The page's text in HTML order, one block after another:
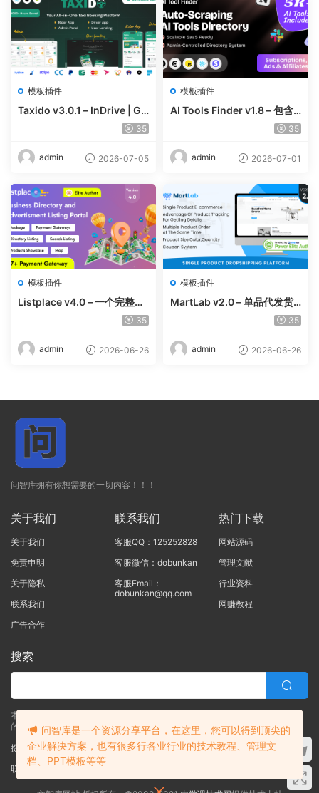
模板插件
Taxido v3.0.1 – InDrive | Gr
ab | Uber Clone | Taxi Book
ing | Parcel
35
admin 2026-07-05
模板插件
AI Tools Finder v1.8 – 包含
5000 多种工具、订阅、广告
录
35
admin 2026-07-01
模板插件
Listplace v4.0 – 一个完整的
35
admin 2026-06-26
模板插件
MartLab v2.0 – 单品代发货
35
admin 2026-06-26
问智库拥有你想需要的一切内容！！！
关于我们
关于我们
免责申明
关于隐私
联系我们
广告合作
联系我们
客服QQ：125252828
客服微信：dobunkan
客服Email：
dobunkan@qq.com
热门下载
网站源码
管理文献
行业资料
网赚教程
搜索
本站的所有资源均由本站的站长及合作伙伴整理发布，80%的内容为合作伙伴
的职场实战干货！！
提交工单
联系客服
(说明需求，勿问在否)
问智库是一个资源分享平台，在这里，您可以得到顶尖的
企业解决方案，也有很多行各业行业的技术教程、管理文
档、PPT模板等等